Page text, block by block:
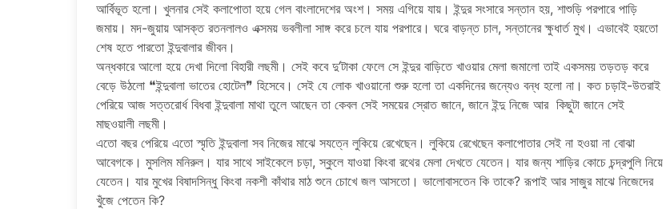
আর্বিভূত হলো। খুলনার সেই কলাপোতা হয়ে গেল বাংলাদেশের অংশ। সময় এগিয়ে যায়। ইন্দুর সংসারে সন্তান হয়, শাশুড়ি পরপারে পাড়ি
জমায়। মদ-জুয়ায় আসক্ত রতনলালও এক্সময় ভবলীলা সাঙ্গ করে চলে যায় পরপারে। ঘরে বাড়ন্ত চাল, সন্তানের ক্ষুধার্ত মুখ। এভাবেই হয়তো
শেষ হতে পারতো ইন্দুবালার জীবন।
অন্ধকারে আলো হয়ে দেখা দিলো বিহারী লছমী। সেই কবে দু’টাকা ফেলে সে ইন্দুর বাড়িতে খাওয়ার মেলা জমালো তাই একসময় তড়তড় করে
বেড়ে উঠলো ❝ইন্দুবালা ভাতের হোটেল❞ হিসেবে। সেই যে লোক খাওয়ানো শুরু হলো তা একদিনের জন্যেও বন্ধ হলো না। কত চড়াই-উতরাই
পেরিয়ে আজ সত্তরোর্ধ বিধবা ইন্দুবালা মাথা তুলে আছেন তা কেবল সেই সময়ের স্রোত জানে, জানে ইন্দু নিজে আর কিছুটা জানে সেই
মাছওয়ালী লছমী।
এতো বছর পেরিয়ে এতো স্মৃতি ইন্দুবালা সব নিজের মাঝে সযত্নে লুকিয়ে রেখেছেন। লুকিয়ে রেখেছেন কলাপোতার সেই না হওয়া না বোঝা
আবেগকে। মুসলিম মনিরুল। যার সাথে সাইকেলে চড়া, স্কুলে যাওয়া কিংবা রথের মেলা দেখতে যেতেন। যার জন্য শাড়ির কোচে চন্দ্রপুলি নিয়ে
যেতেন। যার মুখের বিষাদসিন্ধু কিংবা নকশী কাঁথার মাঠ শুনে চোখে জল আসতো। ভালোবাসতেন কি তাকে? রূপাই আর সাজুর মাঝে নিজেদের
খুঁজে পেতেন কি?